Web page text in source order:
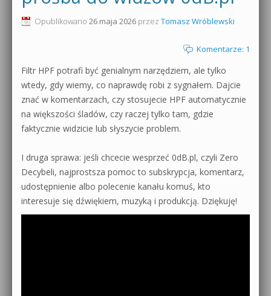
Produkcja muzyczna od podstaw
Sound Forge od podstaw
Dubstep z syntezatorem Massive
Kontakt 5 Kompendium
Pakiety
0dB.pl - informacje
Materiały dla mediów
Archiwum aktualności
Polityka prywatności
Regulamin
Działanie sklepu internetowego
Wyszukiwanie
Opublikowano 26 maja 2026 przez Tomasz Wróblewski
Komentarze: 1
Filtr HPF potrafi być genialnym narzędziem, ale tylko
wtedy, gdy wiemy, co naprawdę robi z sygnałem. Dajcie
znać w komentarzach, czy stosujecie HPF automatycznie
na większości śladów, czy raczej tylko tam, gdzie
faktycznie widzicie lub słyszycie problem.
I druga sprawa: jeśli chcecie wesprzeć 0dB.pl, czyli Zero
Decybeli, najprostsza pomoc to subskrypcja, komentarz,
udostępnienie albo polecenie kanału komuś, kto
interesuje się dźwiękiem, muzyką i produkcją. Dziękuję!